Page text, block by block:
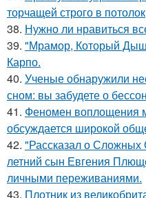
торчащей строго в
38. Нужно ли нравиться
39. "Мрамор, Который
Карпо.
40. Ученые обнаружили
сном: вы забудете о
41. Феномен воплощения
обсуждается широкой
42. "Рассказал о
летний сын Евгения
личными переживаниями.
43. Плотник из